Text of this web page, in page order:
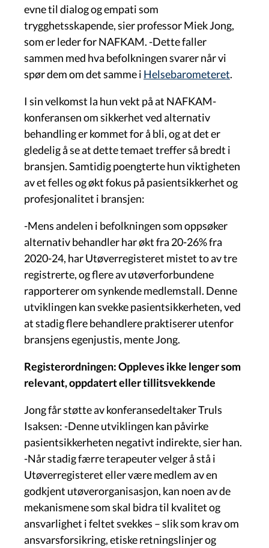
evne til dialog og empati som
trygghetsskapende, sier professor Miek Jong,
som er leder for NAFKAM. -Dette faller
sammen med hva befolkningen svarer når vi
spør dem om det samme i Helsebarometeret.
I sin velkomst la hun vekt på at NAFKAM-
konferansen om sikkerhet ved alternativ
behandling er kommet for å bli, og at det er
gledelig å se at dette temaet treffer så bredt i
bransjen. Samtidig poengterte hun viktigheten
av et felles og økt fokus på pasientsikkerhet og
profesjonalitet i bransjen:
-Mens andelen i befolkningen som oppsøker
alternativ behandler har økt fra 20-26% fra
2020-24, har Utøverregisteret mistet to av tre
registrerte, og flere av utøverforbundene
rapporterer om synkende medlemstall. Denne
utviklingen kan svekke pasientsikkerheten, ved
at stadig flere behandlere praktiserer utenfor
bransjens egenjustis, mente Jong.
Registerordningen: Oppleves ikke lenger som
relevant, oppdatert eller tillitsvekkende
Jong får støtte av konferansedeltaker Truls
Isaksen: -Denne utviklingen kan påvirke
pasientsikkerheten negativt indirekte, sier han.
-Når stadig færre terapeuter velger å stå i
Utøverregisteret eller være medlem av en
godkjent utøverorganisasjon, kan noen av de
mekanismene som skal bidra til kvalitet og
ansvarlighet i feltet svekkes – slik som krav om
ansvarsforsikring, etiske retningslinjer og